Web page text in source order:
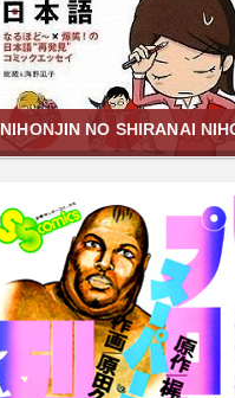
NIHONJIN NO SHIRANAI